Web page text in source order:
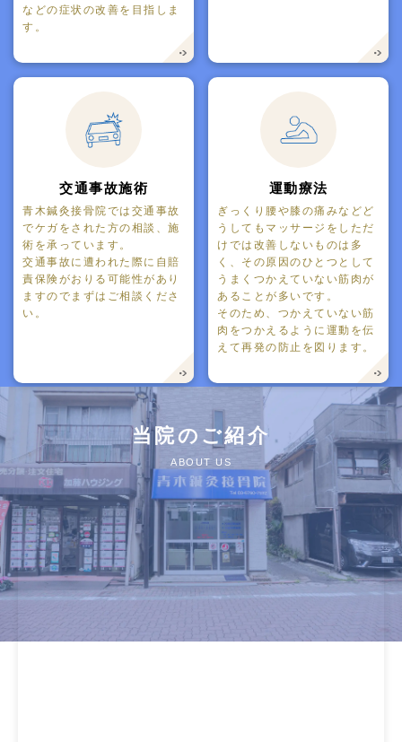
などの症状の改善を目指しま
す。
交通事故施術
青木鍼灸接骨院では交通事故
でケガをされた方の相談、施
術を承っています。
交通事故に遭われた際に自賠
責保険がおりる可能性があり
ますのでまずはご相談くださ
い。
運動療法
ぎっくり腰や膝の痛みなどど
うしてもマッサージをしただ
けでは改善しないものは多
く、その原因のひとつとして
うまくつかえていない筋肉が
あることが多いです。
そのため、つかえていない筋
肉をつかえるように運動を伝
えて再発の防止を図ります。
当院のご紹介
ABOUT US